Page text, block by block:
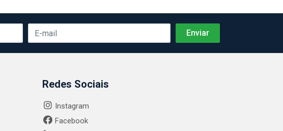
Redes Sociais
Instagram
Facebook